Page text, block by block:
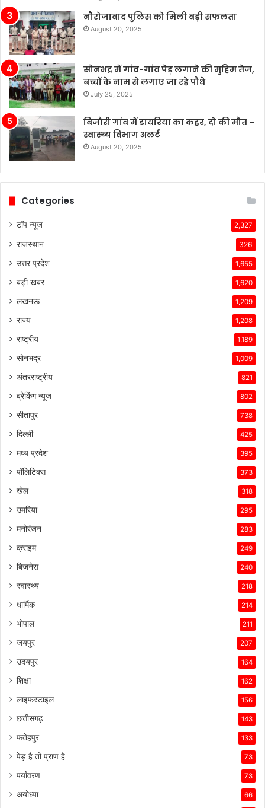
नौरोजाबाद पुलिस को मिली बड़ी सफलता
August 20, 2025
सोनभद्र में गांव-गांव पेड़ लगाने की मुहिम तेज,
बच्चों के नाम से लगाए जा रहे पौधे
July 25, 2025
बिजौरी गांव में डायरिया का कहर, दो की मौत –
स्वास्थ्य विभाग अलर्ट
August 20, 2025
Categories
टॉप न्यूज 2,327
राजस्थान 326
उत्तर प्रदेश 1,655
बड़ी खबर 1,620
लखनऊ 1,209
राज्य 1,208
राष्ट्रीय 1,189
सोनभद्र 1,009
अंतरराष्ट्रीय 821
ब्रेकिंग न्यूज 802
सीतापुर 738
दिल्ली 425
मध्य प्रदेश 395
पॉलिटिक्स 373
खेल 318
उमरिया 295
मनोरंजन 283
क्राइम 249
बिजनेस 240
स्वास्थ्य 218
धार्मिक 214
भोपाल 211
जयपुर 207
उदयपुर 164
शिक्षा 162
लाइफस्टाइल 156
छत्तीसगढ़ 143
फतेहपुर 133
पेड़ है तो प्राण है 73
पर्यावरण 73
अयोध्या 66